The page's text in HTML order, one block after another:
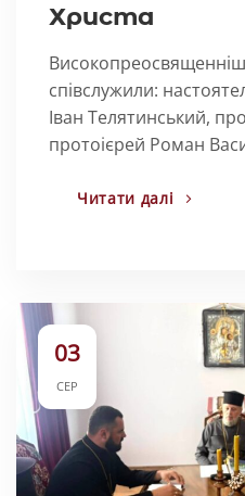
Христа
співслужили:
Іван Телятинський,
протоієрей Роман
Читати далі
03
СЕР